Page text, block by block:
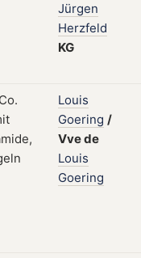
Jürgen
Herzfeld
KG
Louis
Goering /
Vvede
Louis
Goering